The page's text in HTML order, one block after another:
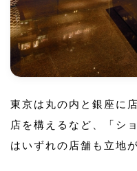
東京は丸の内と銀座に
店を構えるなど、「シ
はいずれの店舗も立地